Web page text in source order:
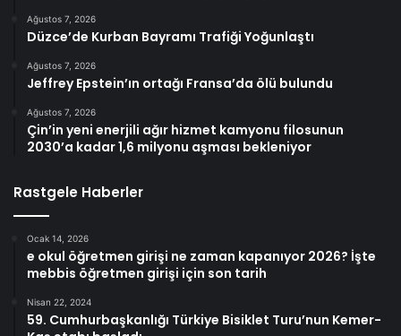
Ağustos 7, 2026
Düzce’de Kurban Bayramı Trafiği Yoğunlaştı
Ağustos 7, 2026
Jeffrey Epstein’ın ortağı Fransa’da ölü bulundu
Ağustos 7, 2026
Çin’in yeni enerjili ağır hizmet kamyonu filosunun
2030’a kadar 1,6 milyonu aşması bekleniyor
Rastgele Haberler
Ocak 14, 2026
e okul öğretmen girişi ne zaman kapanıyor 2026? İşte
mebbis öğretmen girişi için son tarih
Nisan 22, 2024
59. Cumhurbaşkanlığı Türkiye Bisiklet Turu’nun Kemer-